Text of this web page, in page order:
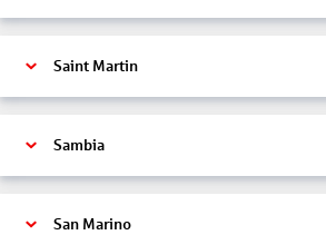
Saint Martin
Sambia
San Marino